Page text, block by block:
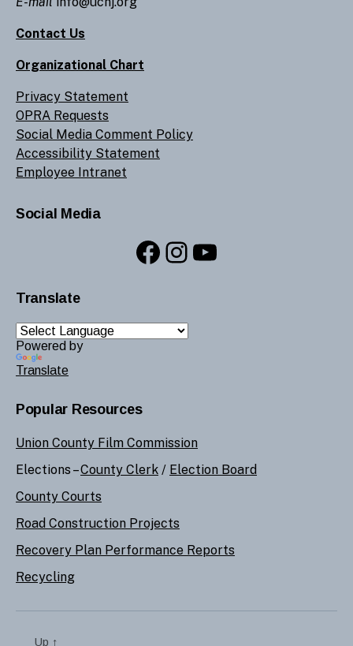
Contact Us
Organizational Chart
Privacy Statement
OPRA Requests
Social Media Comment Policy
Accessibility Statement
Employee Intranet
Social Media
Facebook
Instagram
YouTube
Translate
Powered by
Translate
Popular Resources
Union County Film Commission
Elections –County Clerk / Election Board
County Courts
Road Construction Projects
Recovery Plan Performance Reports
Recycling
Up ↑